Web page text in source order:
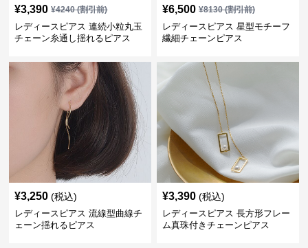
¥3,390 ¥4240(割引前)
レディースピアス 連続小粒丸玉
チェーン糸通し揺れるピアス
¥6,500 ¥8130(割引前)
レディースピアス 星型モチーフ
繊細チェーンピアス
¥3,250 (税込)
レディースピアス 流線型曲線チ
ェーン揺れるピアス
¥3,390 (税込)
レディースピアス 長方形フレー
ム真珠付きチェーンピアス